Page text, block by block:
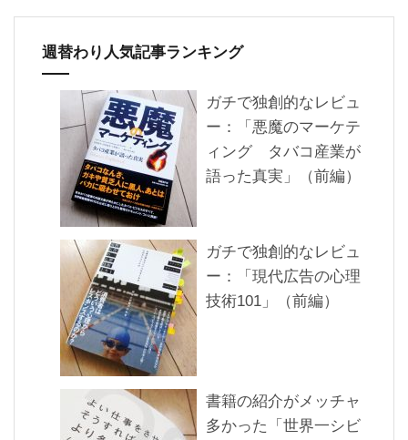
週替わり人気記事ランキング
ガチで独創的なレビュ
ー：「悪魔のマーケテ
ィング タバコ産業が
語った真実」（前編）
ガチで独創的なレビュ
ー：「現代広告の心理
技術101」（前編）
書籍の紹介がメッチャ
多かった「世界一シビ